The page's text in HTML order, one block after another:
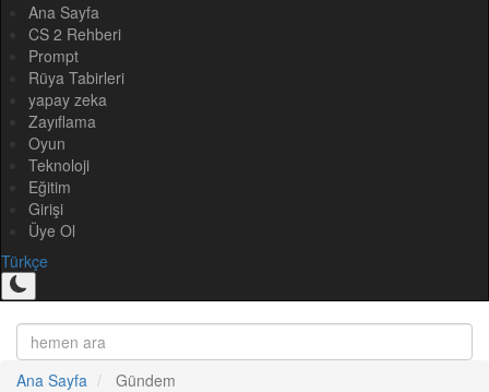
Ana Sayfa
CS 2 Rehberi
Prompt
Rüya Tabirleri
yapay zeka
Zayıflama
Oyun
Teknoloji
Eğitim
Girişi
Üye Ol
Türkçe
Ana Sayfa Gündem